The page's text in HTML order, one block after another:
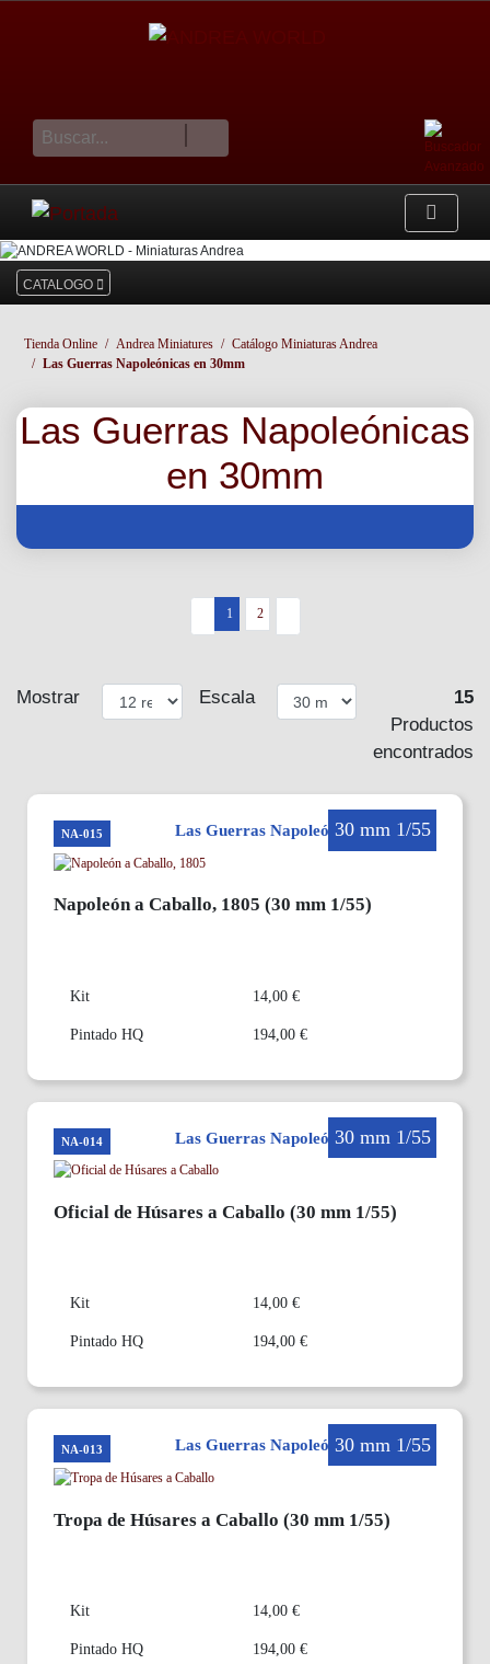
cesta
CATALOGO
Tienda Online Andrea Miniatures
Catálogo Miniaturas Andrea
Las Guerras Napoleónicas en 30mm
Las Guerras Napoleónicas
en 30mm
1 2
Mostrar Escala
15
Productos
encontrados
NA-015 Las Guerras Napoleónicas en 30mm
30 mm 1/55
Napoleón a Caballo, 1805 (30 mm 1/55)
Kit 14,00 €
Pintado HQ 194,00 €
NA-014 Las Guerras Napoleónicas en 30mm
30 mm 1/55
Oficial de Húsares a Caballo (30 mm 1/55)
Kit 14,00 €
Pintado HQ 194,00 €
NA-013 Las Guerras Napoleónicas en 30mm
30 mm 1/55
Tropa de Húsares a Caballo (30 mm 1/55)
Kit 14,00 €
Pintado HQ 194,00 €